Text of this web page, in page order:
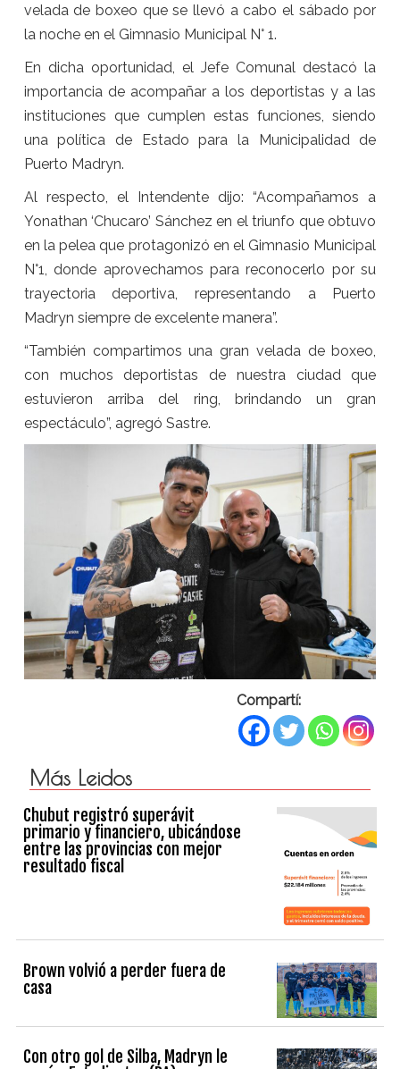
velada de boxeo que se llevó a cabo el sábado por
la noche en el Gimnasio Municipal N° 1.
En dicha oportunidad, el Jefe Comunal destacó la
importancia de acompañar a los deportistas y a las
instituciones que cumplen estas funciones, siendo
una política de Estado para la Municipalidad de
Puerto Madryn.
Al respecto, el Intendente dijo: “Acompañamos a
Yonathan ‘Chucaro’ Sánchez en el triunfo que obtuvo
en la pelea que protagonizó en el Gimnasio Municipal
N°1, donde aprovechamos para reconocerlo por su
trayectoria deportiva, representando a Puerto
Madryn siempre de excelente manera”.
“También compartimos una gran velada de boxeo,
con muchos deportistas de nuestra ciudad que
estuvieron arriba del ring, brindando un gran
espectáculo”, agregó Sastre.
Compartí:
Más Leidos
Chubut registró superávit
primario y financiero, ubicándose
entre las provincias con mejor
resultado fiscal
Brown volvió a perder fuera de
casa
Con otro gol de Silba, Madryn le